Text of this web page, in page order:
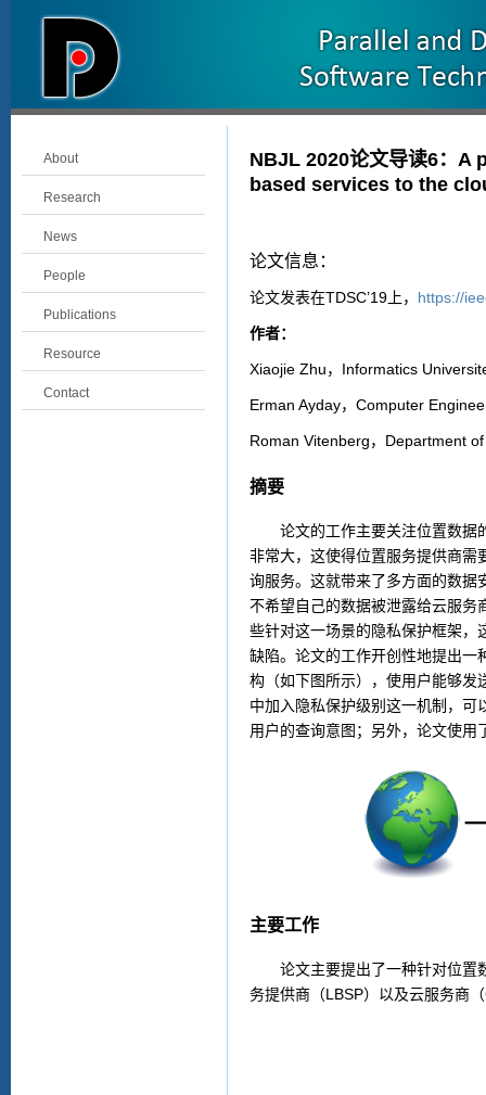
About
Research
News
People
Publications
Resource
Contact
NBJL 2020论文导读6：
based services to the
论文信息：
论文发表在TDSC’19 上， https://
作者：
Xiaojie Zhu ， Informatics
Erman Ayday， Computer
Roman Vitenberg ， Department
摘要
论文的工作主要关注位置数据
非常大，这使得位置服务提供商需
询服务。这就带来了多方面的数据
不希望自己的数据被泄露给云服务
些针对这一场景的隐私保护框架，
缺陷。论文的工作开创性地提出一
构（如下图所示），使用户能够发
中加入隐私保护级别这一机制，可
用户的查询意图；另外，论文使用
主要工作
论文主要提出了一种针对位置
务提供商（LBSP）以及云服务商（